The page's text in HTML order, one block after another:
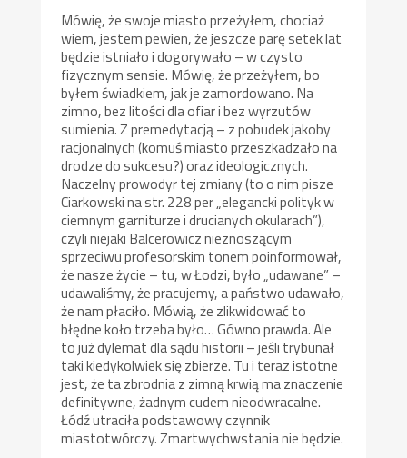
Mówię, że swoje miasto przeżyłem, chociaż
wiem, jestem pewien, że jeszcze parę setek lat
będzie istniało i dogorywało – w czysto
fizycznym sensie. Mówię, że przeżyłem, bo
byłem świadkiem, jak je zamordowano. Na
zimno, bez litości dla ofiar i bez wyrzutów
sumienia. Z premedytacją – z pobudek jakoby
racjonalnych (komuś miasto przeszkadzało na
drodze do sukcesu?) oraz ideologicznych.
Naczelny prowodyr tej zmiany (to o nim pisze
Ciarkowski na str. 228 per „elegancki polityk w
ciemnym garniturze i drucianych okularach”),
czyli niejaki Balcerowicz nieznoszącym
sprzeciwu profesorskim tonem poinformował,
że nasze życie – tu, w Łodzi, było „udawane” –
udawaliśmy, że pracujemy, a państwo udawało,
że nam płaciło. Mówią, że zlikwidować to
błędne koło trzeba było… Gówno prawda. Ale
to już dylemat dla sądu historii – jeśli trybunał
taki kiedykolwiek się zbierze. Tu i teraz istotne
jest, że ta zbrodnia z zimną krwią ma znaczenie
definitywne, żadnym cudem nieodwracalne.
Łódź utraciła podstawowy czynnik
miastotwórczy. Zmartwychwstania nie będzie.